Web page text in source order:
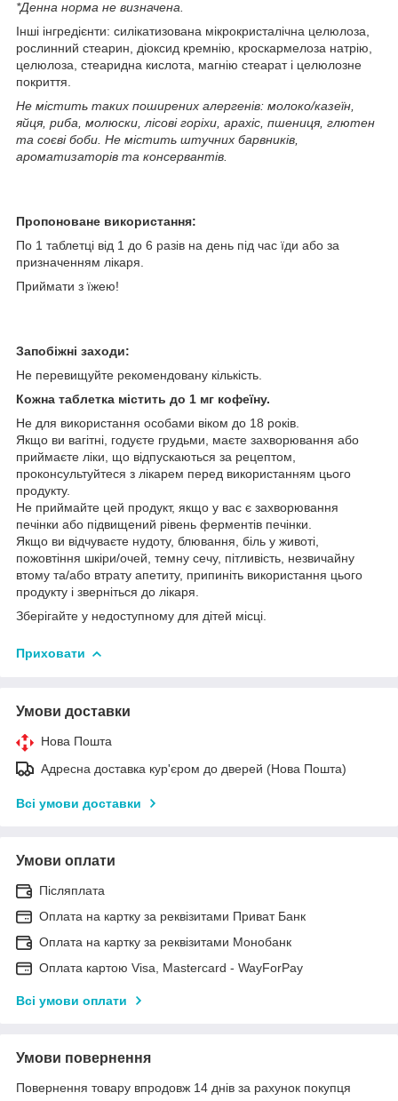
*Денна норма не визначена.
Інші інгредієнти: силікатизована мікрокристалічна целюлоза,
рослинний стеарин, діоксид кремнію, кроскармелоза натрію,
целюлоза, стеаридна кислота, магнію стеарат і целюлозне
покриття.
Не містить таких поширених алергенів: молоко/казеїн,
яйця, риба, молюски, лісові горіхи, арахіс, пшениця, глютен
та соєві боби. Не містить штучних барвників,
ароматизаторів та консервантів.
Пропоноване використання:
По 1 таблетці від 1 до 6 разів на день під час їди або за
призначенням лікаря.
Приймати з їжею!
Запобіжні заходи:
Не перевищуйте рекомендовану кількість.
Кожна таблетка містить до 1 мг кофеїну.
Не для використання особами віком до 18 років.
Якщо ви вагітні, годуєте грудьми, маєте захворювання або
приймаєте ліки, що відпускаються за рецептом,
проконсультуйтеся з лікарем перед використанням цього
продукту.
Не приймайте цей продукт, якщо у вас є захворювання
печінки або підвищений рівень ферментів печінки.
Якщо ви відчуваєте нудоту, блювання, біль у животі,
пожовтіння шкіри/очей, темну сечу, пітливість, незвичайну
втому та/або втрату апетиту, припиніть використання цього
продукту і зверніться до лікаря.
Зберігайте у недоступному для дітей місці.
Приховати
Умови доставки
Нова Пошта
Адресна доставка кур'єром до дверей (Нова Пошта)
Всі умови доставки
Умови оплати
Післяплата
Оплата на картку за реквізитами Приват Банк
Оплата на картку за реквізитами Монобанк
Оплата картою Visa, Mastercard - WayForPay
Всі умови оплати
Умови повернення
Повернення товару впродовж 14 днів за рахунок покупця